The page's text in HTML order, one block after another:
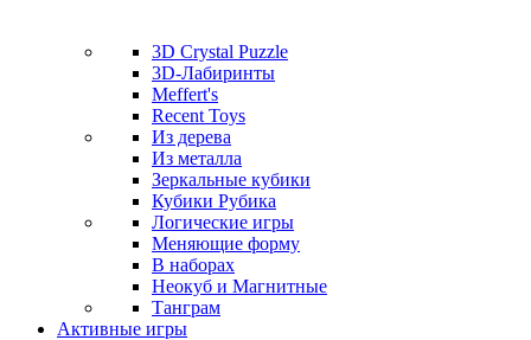
3D Crystal Puzzle
3D-Лабиринты
Meffert's
Recent Toys
Из дерева
Из металла
Зеркальные кубики
Кубики Рубика
Логические игры
Меняющие форму
В наборах
Неокуб и Магнитные
Танграм
Активные игры